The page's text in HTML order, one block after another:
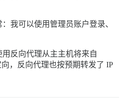
我可以使用管理员账户登录、
反向代理从主主机将来自
，反向代理也按预期转发了 IP